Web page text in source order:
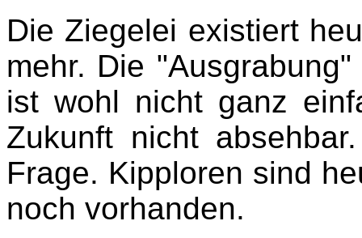
Die Ziegelei existiert
mehr. Die
ist wohl nicht ganz
Zukunft nicht
Frage. Kipploren sind
noch vorhanden.